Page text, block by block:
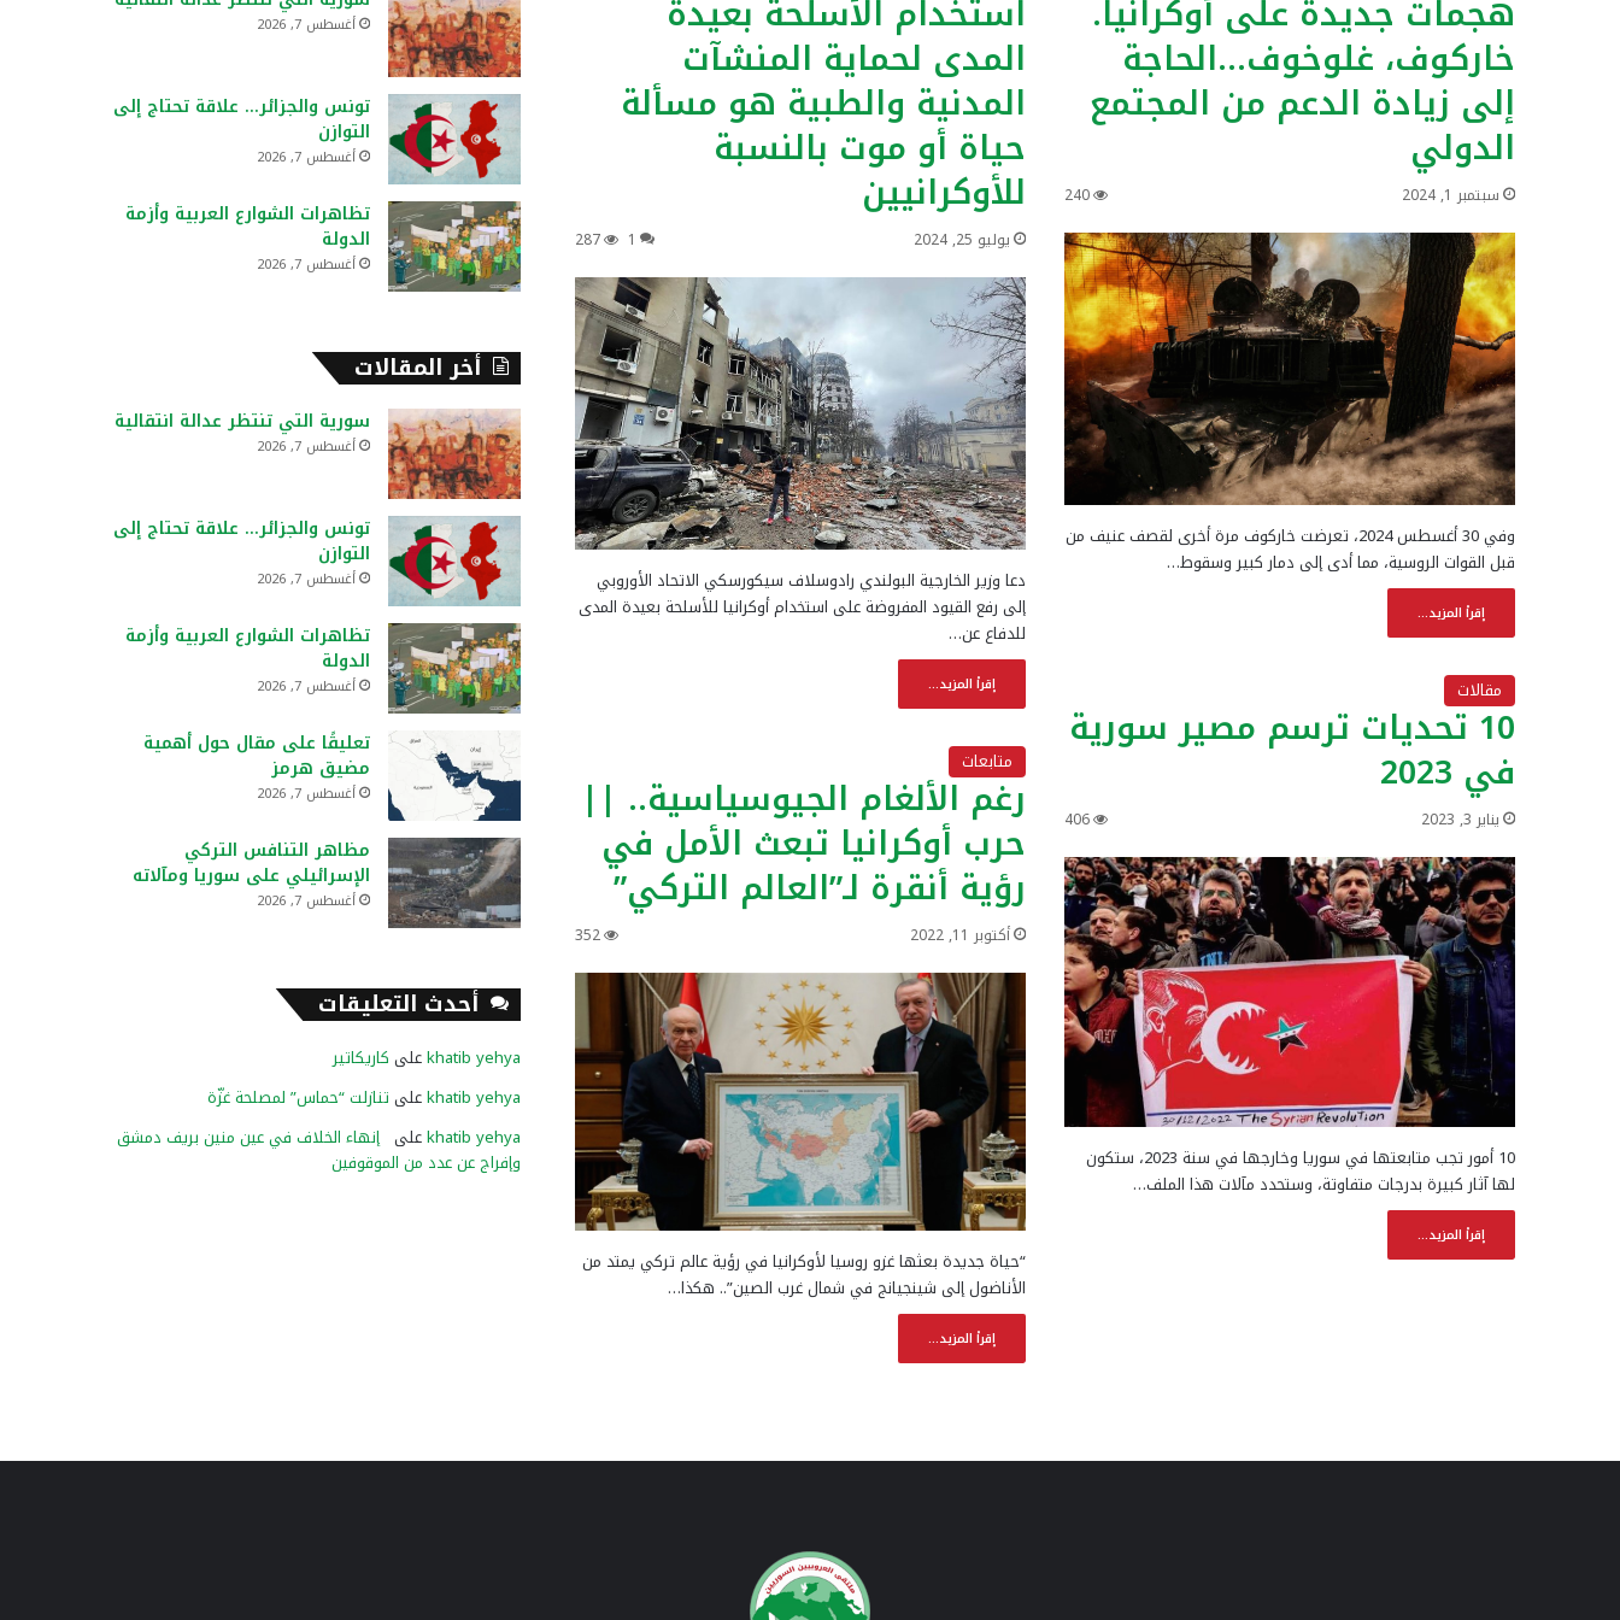
هجمات جديدة على أوكرانيا.
خاركوف، غلوخوف…الحاجة
إلى زيادة الدعم من المجتمع
الدولي
سبتمبر 1, 2024 240
وفي 30 أغسطس 2024، تعرضت خاركوف مرة أخرى لقصف عنيف من
قبل القوات الروسية، مما أدى إلى دمار كبير وسقوط…
إقرأ المزيد...
استخدام الأسلحة بعيدة
المدى لحماية المنشآت
المدنية والطبية هو مسألة
حياة أو موت بالنسبة
للأوكرانيين
يوليو 25, 2024 1
287
دعا وزير الخارجية البولندي رادوسلاف سيكورسكي الاتحاد الأوروبي
إلى رفع القيود المفروضة على استخدام أوكرانيا للأسلحة بعيدة المدى
للدفاع عن…
إقرأ المزيد... مقالات
10 تحديات ترسم مصير سورية
في 2023
يناير 3, 2023 406
10 أمور تجب متابعتها في سوريا وخارجها في سنة 2023، ستكون
لها آثار كبيرة بدرجات متفاوتة، وستحدد مآلات هذا الملف…
إقرأ المزيد...
متابعات
رغم الألغام الجيوسياسية.. ||
حرب أوكرانيا تبعث الأمل في
رؤية أنقرة لـ”العالم التركي”
أكتوبر 11, 2022 352
“حياة جديدة بعثها غزو روسيا لأوكرانيا في رؤية عالم تركي يمتد من
الأناضول إلى شينجيانج في شمال غرب الصين”.. هكذا…
إقرأ المزيد...
:
أغسطس 7, 2026
تونس والجزائر… علاقة تحتاج إلى
التوازن
أغسطس 7, 2026
تظاهرات الشوارع العربية وأزمة
الدولة
أغسطس 7, 2026
أخر المقالات
سورية التي تنتظر عدالة انتقالية
أغسطس 7, 2026
تونس والجزائر… علاقة تحتاج إلى
التوازن
أغسطس 7, 2026
تظاهرات الشوارع العربية وأزمة
الدولة
أغسطس 7, 2026
تعليقًا على مقال حول أهمية
مضيق هرمز
أغسطس 7, 2026
مظاهر التنافس التركي
الإسرائيلي على سوريا ومآلاته
أغسطس 7, 2026
أحدث التعليقات
khatib yehyaعلى كاريكاتير
khatib yehyaعلى تنازلت “حماس” لمصلحة غزّة
khatib yehyaعلى إنهاء الخلاف في عين منين بريف دمشق
وإفراج عن عدد من الموقوفين